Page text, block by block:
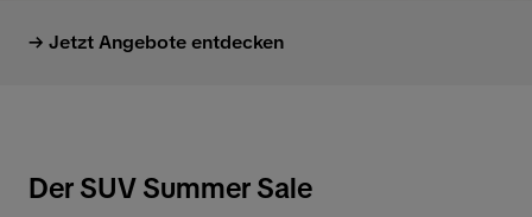
Jetzt Angebote entdecken
Der SUV Summer Sale